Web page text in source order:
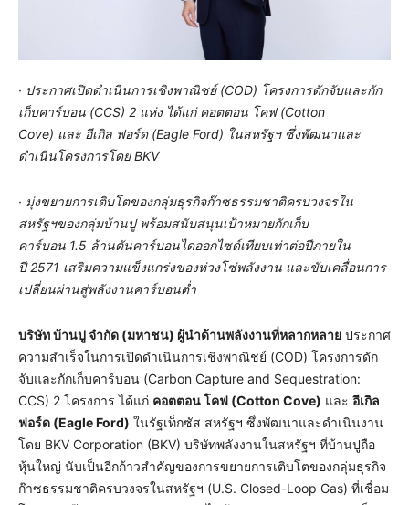
· ประกาศเปิดดำเนินการเชิงพาณิชย์ (COD) โครงการดักจับและกัก
เก็บคาร์บอน (CCS) 2 แห่ง ได้แก่ คอตตอน โคฟ (Cotton
Cove) และ อีเกิล ฟอร์ด (Eagle Ford) ในสหรัฐฯ ซึ่งพัฒนาและ
ดำเนินโครงการโดย BKV
· มุ่งขยายการเติบโตของกลุ่มธุรกิจก๊าซธรรมชาติครบวงจรใน
สหรัฐฯของกลุ่มบ้านปู พร้อมสนับสนุนเป้าหมายกักเก็บ
คาร์บอน 1.5 ล้านตันคาร์บอนไดออกไซด์เทียบเท่าต่อปีภายใน
ปี 2571 เสริมความแข็งแกร่งของห่วงโซ่พลังงาน และขับเคลื่อนการ
เปลี่ยนผ่านสู่พลังงานคาร์บอนต่ำ
บริษัท บ้านปู จำกัด (มหาชน) ผู้นำด้านพลังงานที่หลากหลาย ประกาศ
ความสำเร็จในการเปิดดำเนินการเชิงพาณิชย์ (COD) โครงการดัก
จับและกักเก็บคาร์บอน (Carbon Capture and Sequestration:
CCS) 2 โครงการ ได้แก่ คอตตอน โคฟ (Cotton Cove) และ อีเกิล
ฟอร์ด (Eagle Ford) ในรัฐเท็กซัส สหรัฐฯ ซึ่งพัฒนาและดำเนินงาน
โดย BKV Corporation (BKV) บริษัทพลังงานในสหรัฐฯ ที่บ้านปูถือ
หุ้นใหญ่ นับเป็นอีกก้าวสำคัญของการขยายการเติบโตของกลุ่มธุรกิจ
ก๊าซธรรมชาติครบวงจรในสหรัฐฯ (U.S. Closed-Loop Gas) ที่เชื่อม